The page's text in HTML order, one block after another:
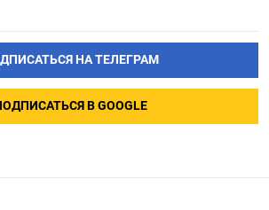
НА ТЕЛЕГРАМ
В GOOGLE